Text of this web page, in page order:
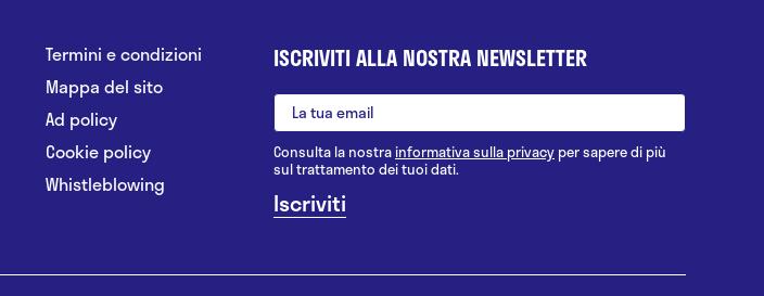
Termini e condizioni
Mappa del sito
Ad policy
Cookie policy
Whistleblowing
ISCRIVITI ALLA NOSTRA NEWSLETTER
Consulta la nostrainformativa sulla privacy per sapere di più
sul trattamento dei tuoi dati.